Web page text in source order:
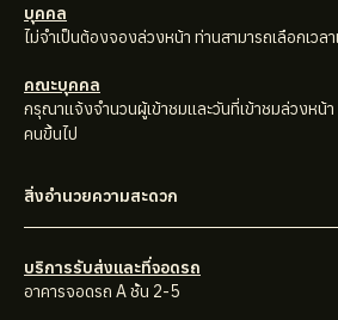
บุคคล
ไม่จำเป็นต้องจองล่วงหน้า ท่านสามารถเลือกเวลา
คณะบุคคล
กรุณาแจ้งจำนวนผู้เข้าชมและวันที่เข้าชมล่วงหน้
คนขึ้นไป
สิ่งอำนวยความสะดวก
บริการรับส่งและที่จอดรถ
อาคารจอดรถ A ชั้น 2-5